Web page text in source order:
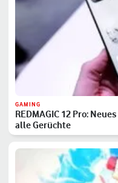
GAMING
REDMAGIC 12 Pro:
alle Gerüchte